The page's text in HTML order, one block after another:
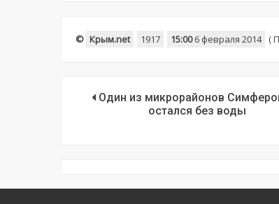
© Крым.net 1917 15:006 февраля 2014 (
Один из микрорайонов
остался без воды